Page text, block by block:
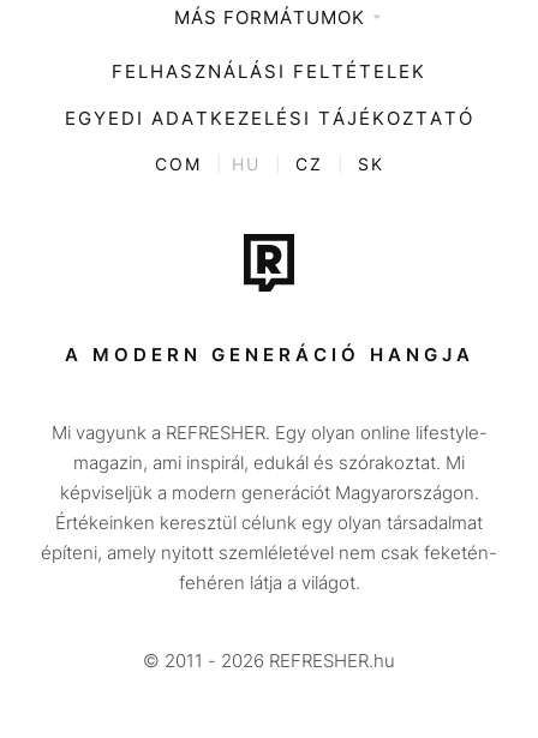
Zene
Divat
Kultúra
ENTR
Tech-Tudomány
Sport
Társadalom
Utazás
Életmód
Design
Beszélgetések
Videó
MÁS FORMÁTUMOK
FELHASZNÁLÁSI FELTÉTELEK
EGYEDI ADATKEZELÉSI TÁJÉKOZTATÓ
COM HU CZ SK
A MODERN GENERÁCIÓ HANGJA
Mi vagyunk a REFRESHER. Egy olyan online lifestyle-
magazin, ami inspirál, edukál és szórakoztat. Mi
képviseljük a modern generációt Magyarországon.
Értékeinken keresztül célunk egy olyan társadalmat
építeni, amely nyitott szemléletével nem csak feketén-
fehéren látja a világot.
© 2011 - 2026 REFRESHER.hu